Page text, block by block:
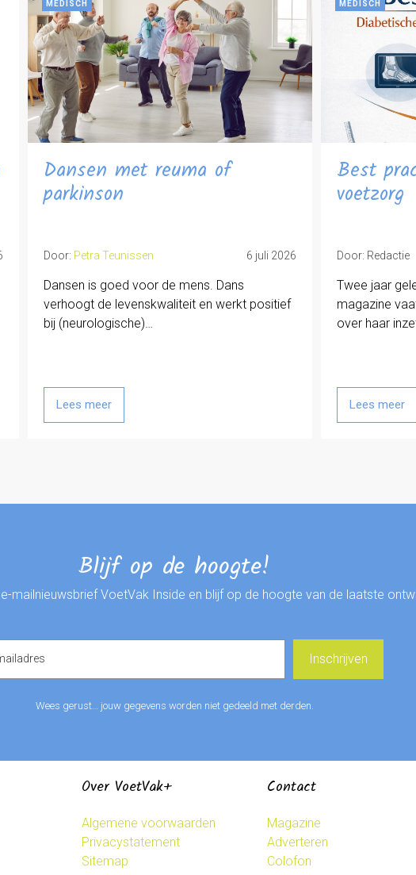
MEDISCH
Dansen met reuma of
parkinson
Door: Petra Teunissen 6 juli 2026
Dansen is goed voor de mens. Dans
verhoogt de levenskwaliteit en werkt positief
bij (neurologische)…
Lees meer
MEDISCH
Best
voetzorg
Door: Redactie
Twee jaar
magazine
over haar
Lees meer
Blijf op de hoogte!
mailnieuwsbrief VoetVak Inside en blijf op de hoogte van de laatste
Wees gerust… jouw gegevens worden niet gedeeld met derden.
Over VoetVak+
Algemene voorwaarden
Privacystatement
Sitemap
Contact
Magazine
Adverteren
Colofon